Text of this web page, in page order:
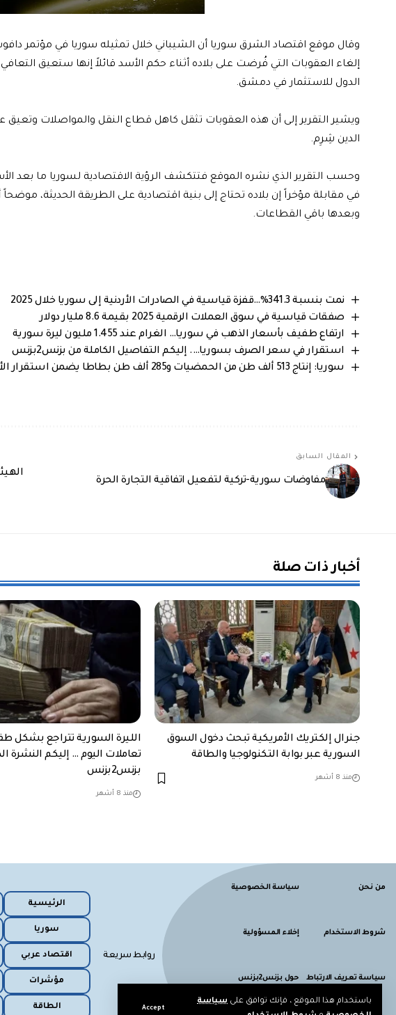
باستخدام هذا الموقع ، فإنك توافق على سياسة
Accept
وقال موقع اقتصاد الشرق سوريا أن الشيباني خلال تمثيله سوريا في مؤتمر
إلغاء العقوبات التي فُرضت على بلاده أثناء حكم الأسد قائلاً إنها ستعيق
الدول للاستثمار في دمشق.
ويشير التقرير إلى أن هذه العقوبات تثقل كاهل قطاع النقل والمواصلات وتعيق
الدين شِرِم.
وحسب التقرير الذي نشره الموقع فتتكشف الرؤية الاقتصادية لسوريا ما بعد
في مقابلة مؤخراً إن بلاده تحتاج إلى بنية اقتصادية على الطريقة الحديثة،
وبعدها باقي القطاعات.
نمت بنسبة 341.3%…قفزة قياسية في الصادرات الأردنية إلى سوريا خلال 2025
صفقات قياسية في سوق العملات الرقمية 2025 بقيمة 8.6 مليار دولار
ارتفاع طفيف بأسعار الذهب في سوريا… الغرام عند 1.455 مليون ليرة سورية
استقرار في سعر الصرف بسوريا…. إليكم التفاصيل الكاملة من بزنس2بزنس
سوريا: إنتاج 513 ألف طن من الحمضيات و285 ألف طن بطاطا يضمن استقرار الأسواق المحلية
المقال السابق
مفاوضات سورية-تركية لتفعيل اتفاقية التجارة الحرة
أخبار ذات صلة
جنرال إلكتريك الأمريكية تبحث دخول السوق
السورية عبر بوابة التكنولوجيا والطاقة
منذ 8 أشهر
الليرة السورية تتراجع بشكل
تعاملات اليوم … إليكم النشرة
بزنس2بزنس
منذ 8 أشهر
من نحن سياسة الخصوصية
شروط الاستخدام إخلاء المسؤولية
سياسة تعريف الارتباط حول بزنس2بزنس
روابط سريعة
الرئيسية
سوريا
اقتصاد عربي
مؤشرات
الطاقة